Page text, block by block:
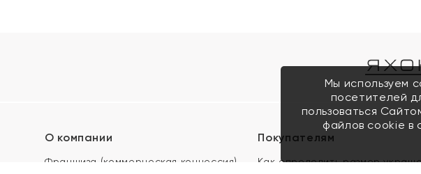
О компании
Франшиза (коммерческая концессия)
Покупателям
Как определить размер
Мы используем
посетителей
пользоваться
файлов cookie в